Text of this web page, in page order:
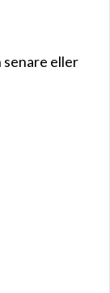
senare eller